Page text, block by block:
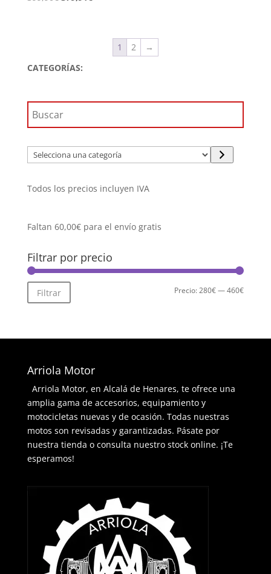
379,91€.1 2
→
CATEGORÍAS:
Selecciona
una
Todos los precios incluyen IVA
Faltan 60,00€para el envío gratis
Filtrar por precio
Precio
Precio
Filtrar Precio:280€—460€
Arriola Motor
Arriola Motor, en Alcalá de Henares, te ofrece una
amplia gama de accesorios, equipamiento y
motocicletas nuevas y de ocasión. Todas nuestras
motos son revisadas y garantizadas. Pásate por
nuestra tienda o consulta nuestro stock online. ¡Te
esperamos!